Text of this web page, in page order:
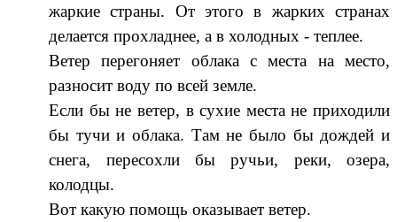
жаркие страны. От этого в жарких странах
делается прохладнее, а в холодных - теплее.
Ветер перегоняет облака с места на место,
разносит воду по всей земле.
Если бы не ветер, в сухие места не приходили
бы тучи и облака. Там не было бы дождей и
снега, пересохли бы ручьи, реки, озера,
колодцы.
Вот какую помощь оказывает ветер.